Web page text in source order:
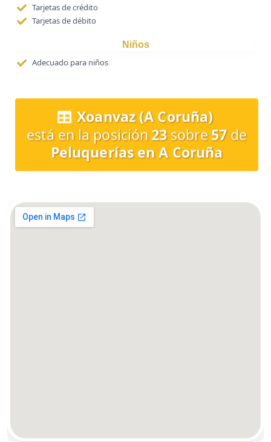
Tarjetas de crédito
Tarjetas de débito
Niños
Adecuado para niños
Xoanvaz (A Coruña)
está en la posición23 sobre57 de
Peluquerías en A Coruña